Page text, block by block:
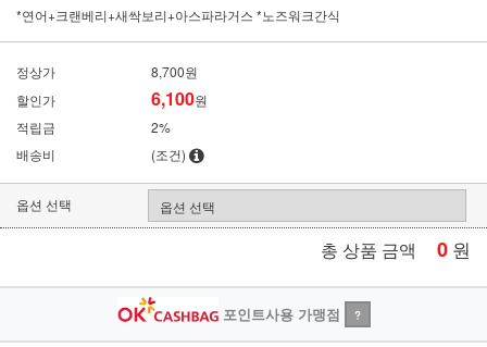
*연어+크랜베리+새싹보리+아스파라거스 *노즈워크간식
정상가
8,700원
할인가
6,100원
적립금
2%
배송비
(조건)
옵션 선택
총 상품 금액 0 원
포인트사용 가맹점 ?